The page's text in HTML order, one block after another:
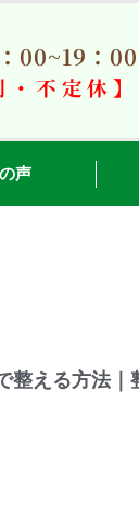
00~19：00
・不定休】
声
整える方法｜